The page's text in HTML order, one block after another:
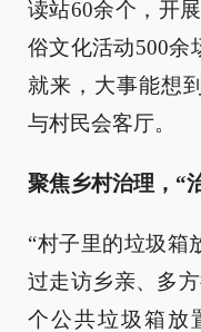
读站60余个，开
俗文化活动500余
就来，大事能想
与村民会客厅。
聚焦乡村治理，“
“村子里的垃圾箱
过走访乡亲、多
个公共垃圾箱放